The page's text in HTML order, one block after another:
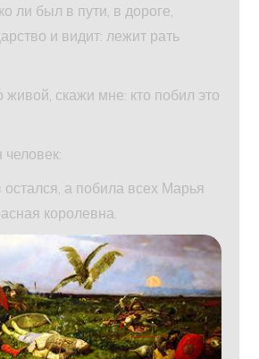
ли был в пути, в дороге,
и видит: лежит рать
живой, скажи мне: кто побил это
а побила всех Марья
королевна.